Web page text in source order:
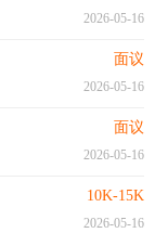
2026-05-16
面议
2026-05-16
面议
2026-05-16
10K-15K
2026-05-16